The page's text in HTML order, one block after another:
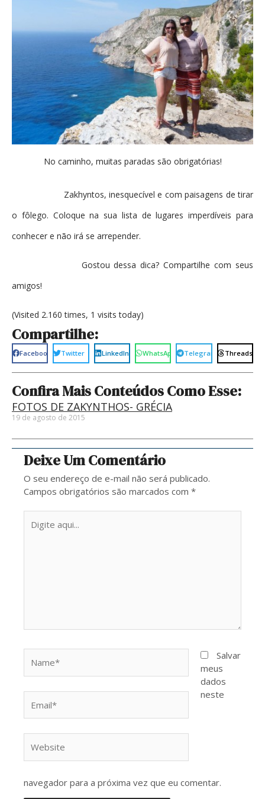
No caminho, muitas paradas são obrigatórias!
Zakhyntos, inesquecível e com paisagens de tirar
o fôlego. Coloque na sua lista de lugares imperdíveis para
conhecer e não irá se arrepender.
Gostou dessa dica? Compartilhe com seus
amigos!
(Visited 2.160 times, 1 visits today)
Compartilhe:
Facebook Twitter LinkedIn WhatsApp Telegram Threads
Confira Mais Conteúdos Como Esse:
FOTOS DE ZAKYNTHOS- GRÉCIA
19 de agosto de 2015
Deixe Um Comentário
O seu endereço de e-mail não será publicado.
Campos obrigatórios são marcados com *
aqui...
Salvar
meus
dados
neste
navegador para a próxima vez que eu comentar.